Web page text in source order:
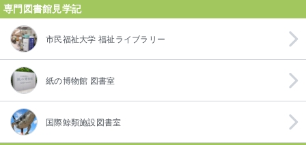
専門図書館見学記
市民福祉大学 福祉ライブラリー
紙の博物館 図書室
国際鯨類施設図書室